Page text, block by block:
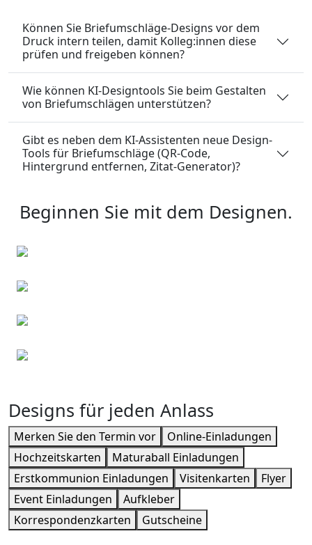
Können Sie Briefumschläge-Designs vor dem
Druck intern teilen, damit Kolleg:innen diese
prüfen und freigeben können?
Wie können KI-Designtools Sie beim Gestalten
von Briefumschlägen unterstützen?
Gibt es neben dem KI-Assistenten neue Design-
Tools für Briefumschläge (QR-Code,
Hintergrund entfernen, Zitat-Generator)?
Beginnen Sie mit dem Designen.
Designs für jeden Anlass
Merken Sie den Termin vor
Online-Einladungen
Hochzeitskarten
Maturaball Einladungen
Erstkommunion Einladungen
Visitenkarten
Flyer
Event Einladungen
Aufkleber
Korrespondenzkarten
Gutscheine